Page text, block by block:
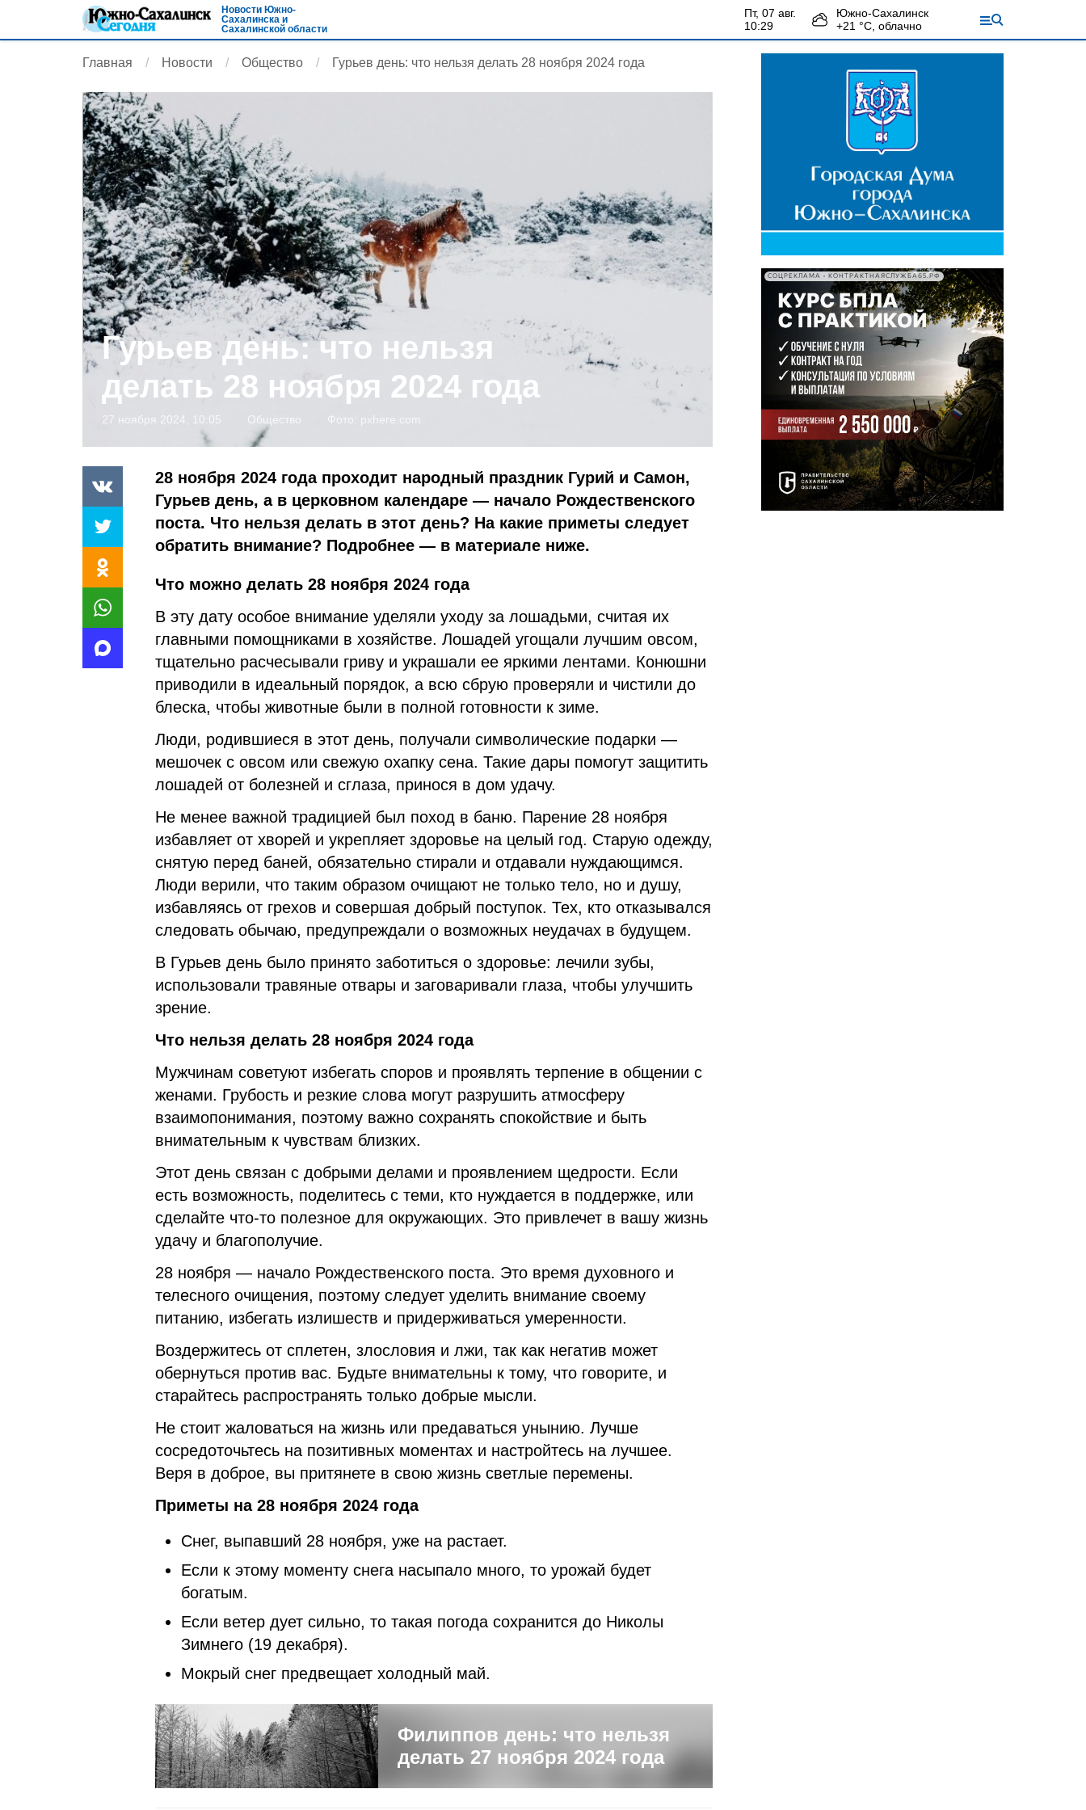
Новости Южно-
Сахалинска и
Сахалинской области
пт, 07 авг.
10:29
Южно-Сахалинск
+21 °С, облачно
Главная Новости Общество Гурьев день: что нельзя делать 28 ноября 2024 года
Гурьев день: что нельзя
делать 28 ноября 2024 года
27 ноября 2024, 10:05 Общество Фото: pxhere.com
28 ноября 2024 года проходит народный праздник Гурий и Самон,
Гурьев день, а в церковном календаре — начало Рождественского
поста. Что нельзя делать в этот день? На какие приметы следует
обратить внимание? Подробнее — в материале ниже.
Что можно делать 28 ноября 2024 года
В эту дату особое внимание уделяли уходу за лошадьми, считая их
главными помощниками в хозяйстве. Лошадей угощали лучшим овсом,
тщательно расчесывали гриву и украшали ее яркими лентами. Конюшни
приводили в идеальный порядок, а всю сбрую проверяли и чистили до
блеска, чтобы животные были в полной готовности к зиме.
Люди, родившиеся в этот день, получали символические подарки —
мешочек с овсом или свежую охапку сена. Такие дары помогут защитить
лошадей от болезней и сглаза, принося в дом удачу.
Не менее важной традицией был поход в баню. Парение 28 ноября
избавляет от хворей и укрепляет здоровье на целый год. Старую одежду,
снятую перед баней, обязательно стирали и отдавали нуждающимся.
Люди верили, что таким образом очищают не только тело, но и душу,
избавляясь от грехов и совершая добрый поступок. Тех, кто отказывался
следовать обычаю, предупреждали о возможных неудачах в будущем.
В Гурьев день было принято заботиться о здоровье: лечили зубы,
использовали травяные отвары и заговаривали глаза, чтобы улучшить
зрение.
Что нельзя делать 28 ноября 2024 года
Мужчинам советуют избегать споров и проявлять терпение в общении с
женами. Грубость и резкие слова могут разрушить атмосферу
взаимопонимания, поэтому важно сохранять спокойствие и быть
внимательным к чувствам близких.
Этот день связан с добрыми делами и проявлением щедрости. Если
есть возможность, поделитесь с теми, кто нуждается в поддержке, или
сделайте что-то полезное для окружающих. Это привлечет в вашу жизнь
удачу и благополучие.
28 ноября — начало Рождественского поста. Это время духовного и
телесного очищения, поэтому следует уделить внимание своему
питанию, избегать излишеств и придерживаться умеренности.
Воздержитесь от сплетен, злословия и лжи, так как негатив может
обернуться против вас. Будьте внимательны к тому, что говорите, и
старайтесь распространять только добрые мысли.
Не стоит жаловаться на жизнь или предаваться унынию. Лучше
сосредоточьтесь на позитивных моментах и настройтесь на лучшее.
Веря в доброе, вы притянете в свою жизнь светлые перемены.
Приметы на 28 ноября 2024 года
Снег, выпавший 28 ноября, уже на растает.
Если к этому моменту снега насыпало много, то урожай будет
богатым.
Если ветер дует сильно, то такая погода сохранится до Николы
Зимнего (19 декабря).
Мокрый снег предвещает холодный май.
Филиппов день: что нельзя
делать 27 ноября 2024 года
СОЦРЕКЛАМА • КОНТРАКТНАЯСЛУЖБА65.РФ